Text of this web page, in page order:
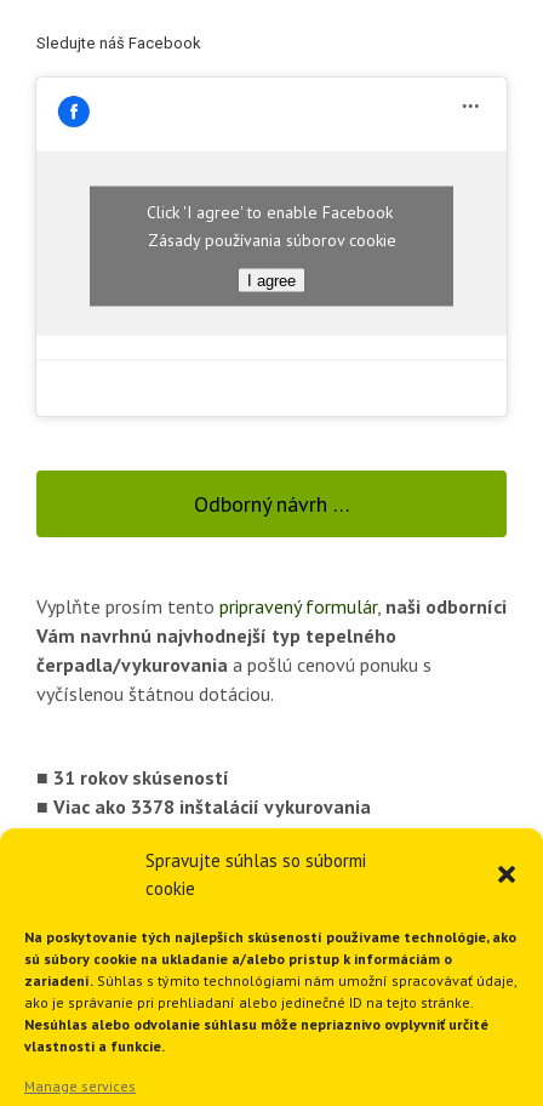
Spravujte súhlas so súbormi
cookie
Na poskytovanie tých najlepších skúseností používame technológie, ako
sú súbory cookie na ukladanie a/alebo prístup k informáciám o
zariadení. Súhlas s týmito technológiami nám umožní spracovávať údaje,
ako je správanie pri prehliadaní alebo jedinečné ID na tejto stránke.
Nesúhlas alebo odvolanie súhlasu môže nepriaznivo ovplyvniť určité
vlastnosti a funkcie.
Manage services
Sledujte náš Facebook
Click 'I agree' to enable Facebook
Zásady používania súborov cookie
I agree
Odborný návrh …
Vyplňte prosím tento pripravený formulár, naši odborníci
Vám navrhnú najvhodnejší typ tepelného
čerpadla/vykurovania a pošlú cenovú ponuku s
vyčíslenou štátnou dotáciou.
■ 31 rokov skúseností
■ Viac ako 3378 inštalácií vykurovania
■ 1820 inštalácií tepelných čerpadiel
■ Ponúkame komplexné riešenia
■ Funkčné a spoľahlivé riešenia
GEOTHERM Slovakia s.r.o.
917 01 Trnava